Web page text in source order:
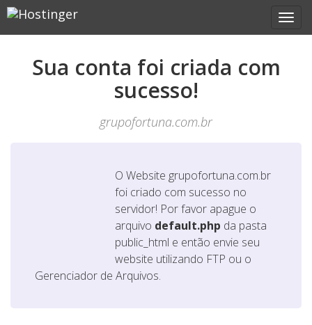
Sua conta foi criada com
sucesso!
grupofortuna.com.br
O Website grupofortuna.com.br
foi criado com sucesso no
servidor! Por favor apague o
arquivo default.php da pasta
public_html e então envie seu
website utilizando FTP ou o
Gerenciador de Arquivos.